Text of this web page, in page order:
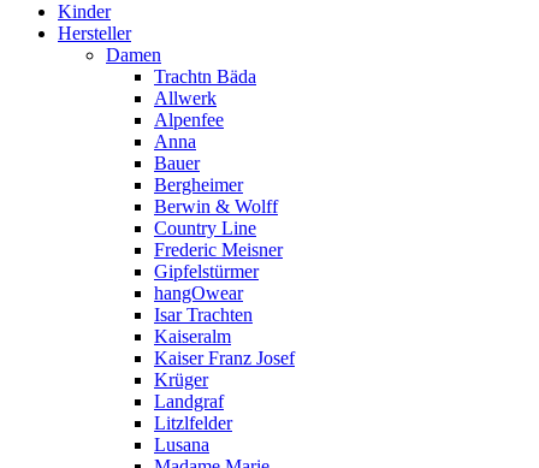
Kinder
Hersteller
Damen
Trachtn Bäda
Allwerk
Alpenfee
Anna
Bauer
Bergheimer
Berwin & Wolff
Country Line
Frederic Meisner
Gipfelstürmer
hangOwear
Isar Trachten
Kaiseralm
Kaiser Franz Josef
Krüger
Landgraf
Litzlfelder
Lusana